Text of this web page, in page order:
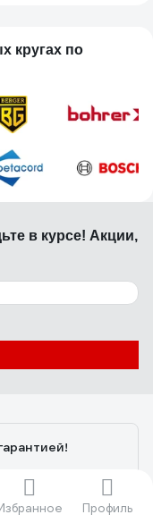
Профиль
кругах по
в курсе! Акции,
чтобы
была под рукой